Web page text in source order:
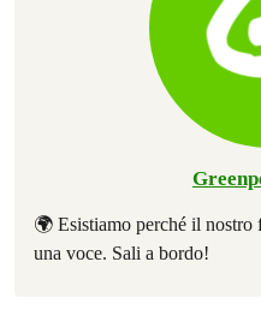
🌍 Esistiamo perché il nostro
una voce. Sali a bordo!